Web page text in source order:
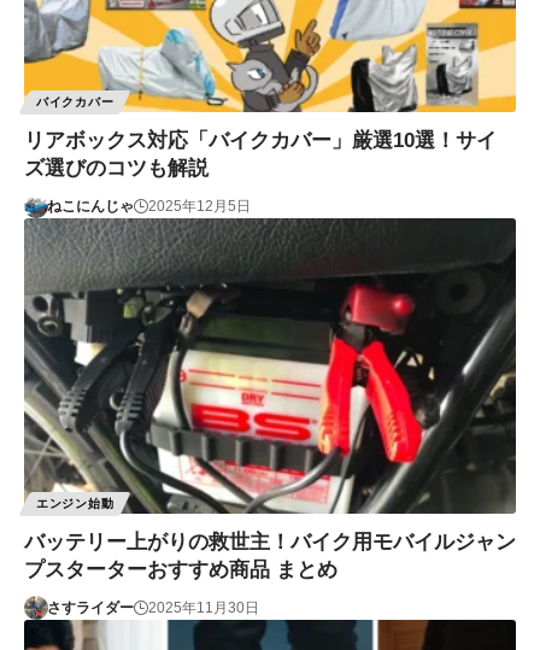
バイクカバー
リアボックス対応「バイクカバー」厳選10選！サイ
ズ選びのコツも解説
ねこにんじゃ 2025年12月5日
エンジン始動
バッテリー上がりの救世主！バイク用モバイルジャン
プスターターおすすめ商品 まとめ
さすライダー 2025年11月30日